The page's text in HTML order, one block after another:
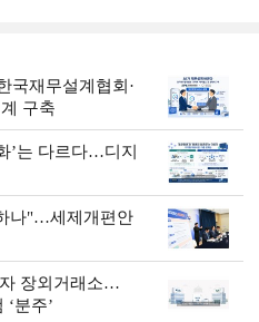
국재무설계협회·
구축
’는 다르다…디지
나"…세제개편안
장외거래소…
분주’